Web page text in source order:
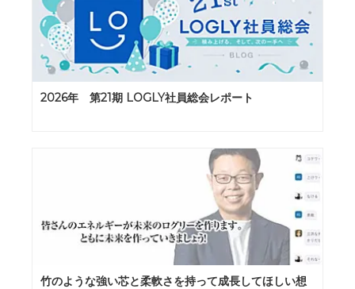
2026年 第21期 LOGLY社員総会レポート
竹のような強い芯と柔軟さを持って成長してほしい想